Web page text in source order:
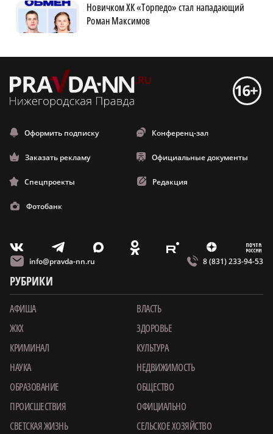
Новичком ХК «Торпедо» стал нападающий
Роман Максимов
Оформить подписку Конференц-зал
Заказать рекламу Официальные документы
Спецпроекты Редакция
Фотобанк
V T X O E Z m
info@pravda-nn.ru 8 (831) 233-94-53
РУБРИКИ
АФИША
ВЛАСТЬ
ЖКХ
ЗДОРОВЬЕ
КРИМИНАЛ
КУЛЬТУРА
НАУКА
НЕДВИЖИМОСТЬ
ОБРАЗОВАНИЕ
ОБЩЕСТВО
ПРОИСШЕСТВИЯ
ОФИЦИАЛЬНО
СВЕТСКАЯ ЖИЗНЬ
СЕЛЬСКОЕ ХОЗЯЙСТВО